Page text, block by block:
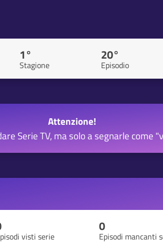
1°
Stagione
20°
Episodio
Attenzione!
Serie TV, ma solo a segnarle come
visti serie
0
Episodi mancanti